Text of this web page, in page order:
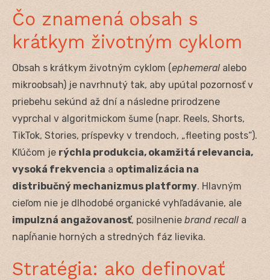
Čo znamená obsah s
krátkym životným cyklom
Obsah s krátkym životným cyklom (ephemeral alebo
mikroobsah) je navrhnutý tak, aby upútal pozornosť v
priebehu sekúnd až dní a následne prirodzene
vyprchal v algoritmickom šume (napr. Reels, Shorts,
TikTok, Stories, príspevky v trendoch, „fleeting posts“).
Kľúčom je rýchla produkcia, okamžitá relevancia,
vysoká frekvencia a optimalizácia na
distribučný mechanizmus platformy. Hlavným
cieľom nie je dlhodobé organické vyhľadávanie, ale
impulzná angažovanosť, posilnenie brand recall a
napĺňanie horných a stredných fáz lievika.
Stratégia: ako definovať